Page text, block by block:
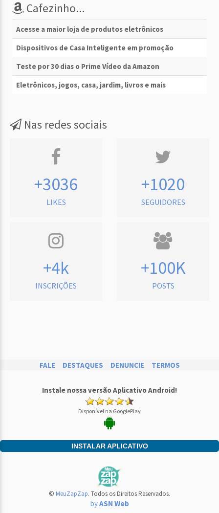
Cafezinho...
Acesse a maior loja de produtos eletrônicos
Dispositivos de Casa Inteligente em promoção
Teste por 30 dias o Prime Vídeo da Amazon
Eletrônicos, jogos, casa, jardim, livros e mais
Nas redes sociais
+3036
LIKES
+1020
SEGUIDORES
+4k
INSCRIÇÕES
+100K
POSTS
FALE DESTAQUES DENUNCIE TERMOS
Instale nossa versão Aplicativo Android!
Disponível na GooglePlay
INSTALAR APLICATIVO
© MeuZapZap. Todos os Direitos Reservados.
byASN Web